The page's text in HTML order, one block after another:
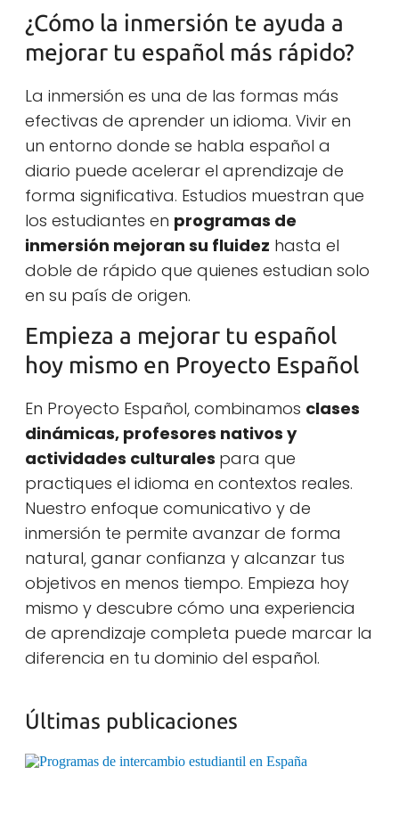
¿Cómo la inmersión te ayuda a
mejorar tu español más rápido?
La inmersión es una de las formas más
efectivas de aprender un idioma. Vivir en
un entorno donde se habla español a
diario puede acelerar el aprendizaje de
forma significativa. Estudios muestran que
los estudiantes en programas de
inmersión mejoran su fluidez hasta el
doble de rápido que quienes estudian solo
en su país de origen.
Empieza a mejorar tu español
hoy mismo en Proyecto Español
En Proyecto Español, combinamos clases
dinámicas, profesores nativos y
actividades culturales para que
practiques el idioma en contextos reales.
Nuestro enfoque comunicativo y de
inmersión te permite avanzar de forma
natural, ganar confianza y alcanzar tus
objetivos en menos tiempo. Empieza hoy
mismo y descubre cómo una experiencia
de aprendizaje completa puede marcar la
diferencia en tu dominio del español.
Últimas publicaciones